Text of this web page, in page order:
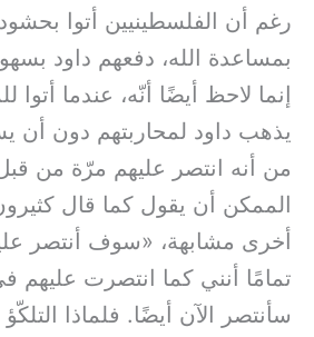
رغم أن الفلسطينيين أتوا بحشود
بمساعدة الله، دفعهم داود
إنما لاحظ أيضًا أنّه، عندما أتوا
يذهب داود لمحاربتهم دون أن
من أنه انتصر عليهم مرّة من
الممكن أن يقول كما قال
أخرى مشابهة، «سوف أنتصر
تمامًا أنني كما انتصرت عليهم
سأنتصر الآن أيضًا. فلماذا